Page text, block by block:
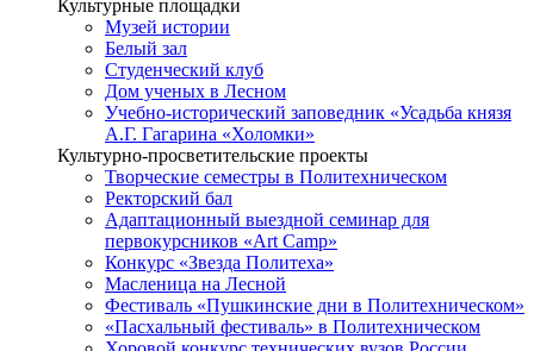
Культурные площадки
Музей истории
Белый зал
Студенческий клуб
Дом ученых в Лесном
Учебно-исторический заповедник «Усадьба князя
А.Г. Гагарина «Холомки»
Культурно-просветительские проекты
Творческие семестры в Политехническом
Ректорский бал
Адаптационный выездной семинар для
первокурсников «Art Camp»
Конкурс «Звезда Политеха»
Масленица на Лесной
Фестиваль «Пушкинские дни в Политехническом»
«Пасхальный фестиваль» в Политехническом